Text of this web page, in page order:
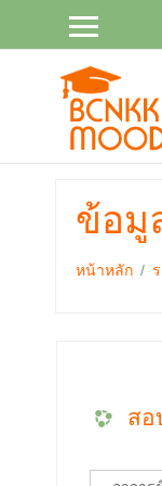
ข้อมู
หน้าหลัก
สอ